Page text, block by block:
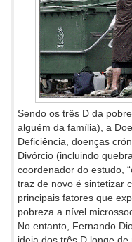
Sendo os três D da
alguém da família), a
Deficiência, doenças
Divórcio (incluindo
coordenador do estudo,
traz de novo é sintetizar
principais fatores que
pobreza a nível
No entanto, Fernando